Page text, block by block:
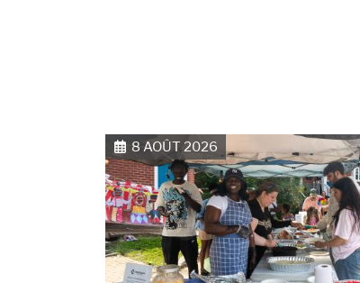
8 AOÛT 2026